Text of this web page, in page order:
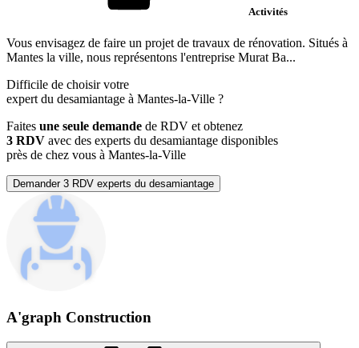
Activités
Vous envisagez de faire un projet de travaux de rénovation. Situés à
Mantes la ville, nous représentons l'entreprise Murat Ba...
Difficile de choisir votre
expert du desamiantage à Mantes-la-Ville ?
Faites une seule demande de RDV et obtenez
3 RDV avec des experts du desamiantage disponibles
près de chez vous à Mantes-la-Ville
Demander 3 RDV experts du desamiantage
A'graph Construction